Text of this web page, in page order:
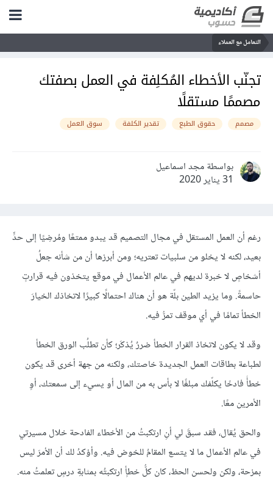
التعامل مع العملاء
تجنّب الأخطاء المُكلِفة في العمل بصفتك
مصممًا مستقلًا
مصمم حقوق الطبع تقدير الكلفة سوق العمل
بواسطة مجد اسماعيل
31 يناير 2020
رغم أن العمل المستقل في مجال التصميم قد يبدو ممتعًا ومُرضِيًا إلى حدٍّ
بعيد، لكنه لا يخلو من سلبيات تعتريه؛ ومن أبرزها أن من شأنه جعلُ
أشخاصٍ لا خبرة لديهم في عالم الأعمال في موقع يتخذون فيه قرارتٍ
حاسمةً. وما يزيد الطين بلّة هو أن هناك احتمالًا كبيرًا لاتخاذك الخيارَ
الخطأ تمامًا في أي موقف تمرُّ فيه.
وقد لا يكون لاتخاذ القرار الخطأ ضررٌ يُذكَر؛ كأن تطلُب الورق الخطأ
لطباعة بطاقات العمل الجديدة خاصتك، ولكنه من جهة أخرى قد يكون
خطأً فادحًا يكلّفك مبلغًا لا بأس به من المال أو يسيء إلى سمعتك، أوِ
الأمرين معًا.
والحق يُقال، فقد سبقَ لي أنِ ارتكبتُ من الأخطاء الفادحة خلال مسيرتي
في عالم الأعمال ما لا يتسع المقامُ للخوض فيه. وأؤكدُ لك أن الأمرَ ليس
بمزحة، ولكن ولحسن الحظ، كان كلُّ خطأٍ ارتكبتُه بمثابةِ درسٍ تعلمتُ منه.